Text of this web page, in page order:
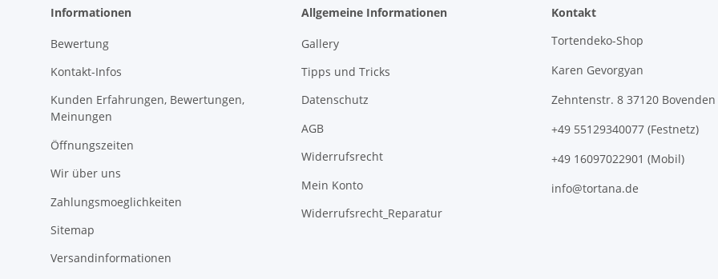
Informationen
Bewertung
Kontakt-Infos
Kunden Erfahrungen, Bewertungen,
Meinungen
Öffnungszeiten
Wir über uns
Zahlungsmoeglichkeiten
Sitemap
Versandinformationen
Allgemeine Informationen
Gallery
Tipps und Tricks
Datenschutz
AGB
Widerrufsrecht
Mein Konto
Widerrufsrecht_Reparatur
Kontakt
Tortendeko-Shop
Karen Gevorgyan
Zehntenstr. 8 37120 Bovenden
+49 55129340077 (Festnetz)
+49 16097022901 (Mobil)
info@tortana.de